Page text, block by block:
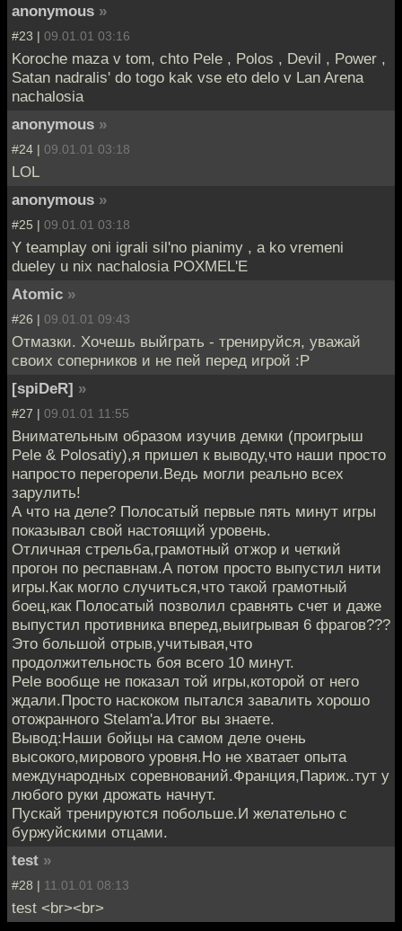
anonymous »
#23 | 09.01.01 03:16
Koroche maza v tom, chto Pele , Polos , Devil , Power ,
Satan nadralis' do togo kak vse eto delo v Lan Arena
nachalosia
anonymous »
#24 | 09.01.01 03:18
LOL
anonymous »
#25 | 09.01.01 03:18
Y teamplay oni igrali sil'no pianimy , a ko vremeni
dueley u nix nachalosia POXMEL'E
Atomic »
#26 | 09.01.01 09:43
Отмазки. Хочешь выйграть - тренируйся, уважай
своих соперников и не пей перед игрой :Р
[spiDeR] »
#27 | 09.01.01 11:55
Внимательным образом изучив демки (проигрыш
Pele & Polosatiy),я пришел к выводу,что наши просто
напросто перегорели.Ведь могли реально всех
зарулить!
А что на деле? Полосатый первые пять минут игры
показывал свой настоящий уровень.
Отличная стрельба,грамотный отжор и четкий
прогон по респавнам.А потом просто выпустил нити
игры.Как могло случиться,что такой грамотный
боец,как Полосатый позволил сравнять счет и даже
выпустил противника вперед,выигрывая 6 фрагов???
Это большой отрыв,учитывая,что
продолжительность боя всего 10 минут.
Pele вообще не показал той игры,которой от него
ждали.Просто наскоком пытался завалить хорошо
отожранного Stelam'a.Итог вы знаете.
Вывод:Наши бойцы на самом деле очень
высокого,мирового уровня.Но не хватает опыта
международных соревнований.Франция,Париж..тут у
любого руки дрожать начнут.
Пускай тренируются побольше.И желательно с
буржуйскими отцами.
test »
#28 | 11.01.01 08:13
test <br><br>